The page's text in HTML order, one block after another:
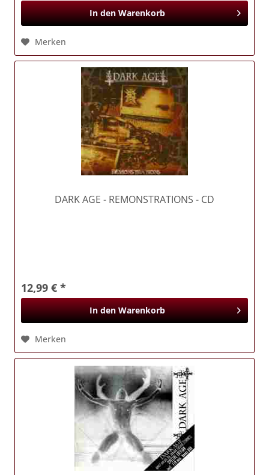
In den Warenkorb
Merken
DARK AGE - REMONSTRATIONS - CD
12,99 € *
In den Warenkorb
Merken